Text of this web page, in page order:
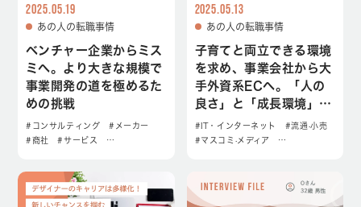
2025.05.19
あの人の転職事情
ベンチャー企業からミス
ミへ。より大きな規模で
事業開発の道を極めるた
めの挑戦
#コンサルティング
#メーカー
#商社
#サービス …
2025.05.13
あの人の転職事情
子育てと両立できる環境
を求め、事業会社から大
手外資系ECへ。「人の
良さ」と「成長環境」が
決め手
#IT・インターネット
#流通·小売
#マスコミ·メディア
…